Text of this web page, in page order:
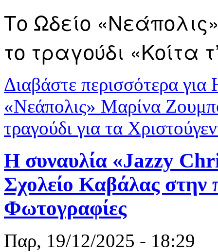
Το Ωδείο
το τραγούδι «Κοίτα
Διαβάστε περισσότερα για
«Νεάπολις» Μαρίνα
τραγούδι για τα
Η συναυλία «Jazzy
Σχολείο Καβάλας στην
Φωτογραφίες
Παρ, 19/12/2025 - 18:29